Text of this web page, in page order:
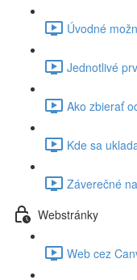
Úvodné
Jednotlivé
Ako zbierať
Kde sa
Záverečné
Webstránky
Web cez